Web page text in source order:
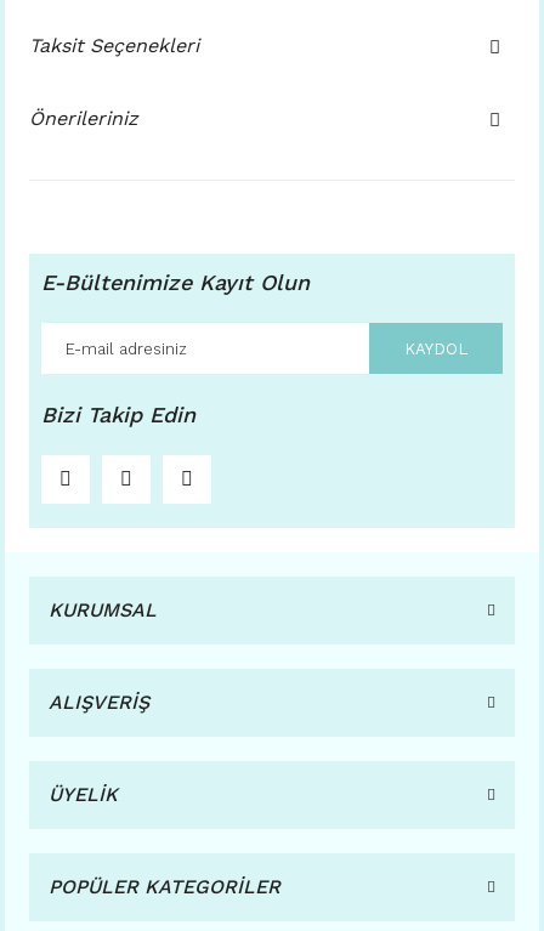
Taksit Seçenekleri
Önerileriniz
E-Bültenimize Kayıt Olun
KAYDOL
Bizi Takip Edin
KURUMSAL
ALIŞVERİŞ
ÜYELİK
POPÜLER KATEGORİLER